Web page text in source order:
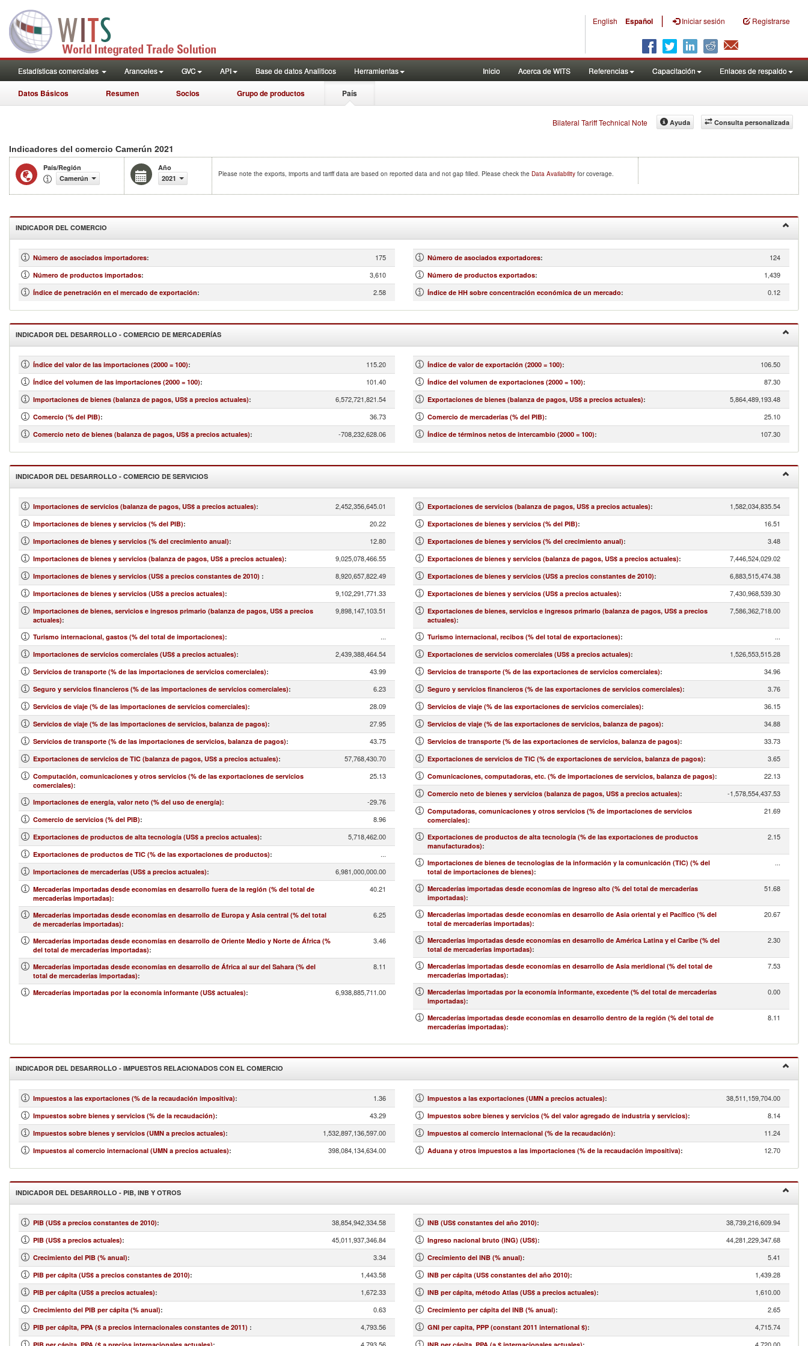
English Español | Iniciar sesión Registrarse
Estadísticas comerciales Aranceles GVC API Base de datos Analiticos Herramientas Inicio Acerca de WITS Referencias Capacitación Enlaces de respaldo
Datos Básicos Resumen Socios Grupo de productos País
Bilateral Tariff Technical Note Consulta personalizada
Ayuda
Indicadores del comercio Camerún 2021
País/Región
Camerún
Año
2021
Please note the exports, imports and tariff data are based on reported data and not gap filled. Please check the Data Availability for coverage.
INDICADOR DEL COMERCIO
Número de asociados importadores: 175
Número de productos importados: 3,610
Índice de penetración en el mercado de exportación: 2.58
Número de asociados exportadores: 124
Número de productos exportados: 1,439
Índice de HH sobre concentración económica de un mercado: 0.12
INDICADOR DEL DESARROLLO - COMERCIO DE MERCADERÍAS
Índice del valor de las importaciones (2000 = 100): 115.20
Índice del volumen de las importaciones (2000 = 100): 101.40
Importaciones de bienes (balanza de pagos, US$ a precios actuales): 6,572,721,821.54
Comercio (% del PIB): 36.73
Comercio neto de bienes (balanza de pagos, US$ a precios actuales): -708,232,628.06
Índice de valor de exportación (2000 = 100): 106.50
Índice del volumen de exportaciones (2000 = 100): 87.30
Exportaciones de bienes (balanza de pagos, US$ a precios actuales): 5,864,489,193.48
Comercio de mercaderías (% del PIB): 25.10
Índice de términos netos de intercambio (2000 = 100): 107.30
INDICADOR DEL DESARROLLO - COMERCIO DE SERVICIOS
Importaciones de servicios (balanza de pagos, US$ a precios actuales): 2,452,356,645.01
Importaciones de bienes y servicios (% del PIB): 20.22
Importaciones de bienes y servicios (% del crecimiento anual): 12.80
Importaciones de bienes y servicios (balanza de pagos, US$ a precios actuales): 9,025,078,466.55
Importaciones de bienes y servicios (US$ a precios constantes de 2010) : 8,920,657,822.49
Importaciones de bienes y servicios (US$ a precios actuales): 9,102,291,771.33
Importaciones de bienes, servicios e ingresos primario (balanza de pagos, US$ a precios
actuales):
9,898,147,103.51
Turismo internacional, gastos (% del total de importaciones): ...
Importaciones de servicios comerciales (US$ a precios actuales): 2,439,388,464.54
Servicios de transporte (% de las importaciones de servicios comerciales): 43.99
Seguro y servicios financieros (% de las importaciones de servicios comerciales): 6.23
Servicios de viaje (% de las importaciones de servicios comerciales): 28.09
Servicios de viaje (% de las importaciones de servicios, balanza de pagos): 27.95
Servicios de transporte (% de las importaciones de servicios, balanza de pagos): 43.75
Exportaciones de servicios de TIC (balanza de pagos, US$ a precios actuales): 57,768,430.70
Computación, comunicaciones y otros servicios (% de las exportaciones de servicios
comerciales):
25.13
Importaciones de energía, valor neto (% del uso de energía): -29.76
Comercio de servicios (% del PIB): 8.96
Exportaciones de productos de alta tecnología (US$ a precios actuales): 5,718,462.00
Exportaciones de productos de TIC (% de las exportaciones de productos): ...
Importaciones de mercaderías (US$ a precios actuales): 6,981,000,000.00
Mercaderías importadas desde economías en desarrollo fuera de la región (% del total de
mercaderías importadas):
40.21
Mercaderías importadas desde economías en desarrollo de Europa y Asia central (% del total
de mercaderías importadas):
6.25
Mercaderías importadas desde economías en desarrollo de Oriente Medio y Norte de África (%
del total de mercaderías importadas):
3.46
Mercaderías importadas desde economías en desarrollo de África al sur del Sahara (% del
total de mercaderías importadas):
8.11
Mercaderías importadas por la economía informante (US$ actuales): 6,938,885,711.00
Exportaciones de servicios (balanza de pagos, US$ a precios actuales): 1,582,034,835.54
Exportaciones de bienes y servicios (% del PIB): 16.51
Exportaciones de bienes y servicios (% del crecimiento anual): 3.48
Exportaciones de bienes y servicios (balanza de pagos, US$ a precios actuales): 7,446,524,029.02
Exportaciones de bienes y servicios (US$ a precios constantes de 2010): 6,883,515,474.38
Exportaciones de bienes y servicios (US$ a precios actuales): 7,430,968,539.30
Exportaciones de bienes, servicios e ingresos primario (balanza de pagos, US$ a precios
actuales):
7,586,362,718.00
Turismo internacional, recibos (% del total de exportaciones): ...
Exportaciones de servicios comerciales (US$ a precios actuales): 1,526,553,515.28
Servicios de transporte (% de las exportaciones de servicios comerciales): 34.96
Seguro y servicios financieros (% de las exportaciones de servicios comerciales): 3.76
Servicios de viaje (% de las exportaciones de servicios comerciales): 36.15
Servicios de viaje (% de las exportaciones de servicios, balanza de pagos): 34.88
Servicios de transporte (% de las exportaciones de servicios, balanza de pagos): 33.73
Exportaciones de servicios de TIC (% de exportaciones de servicios, balanza de pagos): 3.65
Comunicaciones, computadoras, etc. (% de importaciones de servicios, balanza de pagos): 22.13
Comercio neto de bienes y servicios (balanza de pagos, US$ a precios actuales): -1,578,554,437.53
Computadoras, comunicaciones y otros servicios (% de importaciones de servicios
comerciales):
21.69
Exportaciones de productos de alta tecnología (% de las exportaciones de productos
manufacturados):
2.15
Importaciones de bienes de tecnologías de la información y la comunicación (TIC) (% del
total de importaciones de bienes):
...
Mercaderías importadas desde economías de ingreso alto (% del total de mercaderías
importadas):
51.68
Mercaderías importadas desde economías en desarrollo de Asia oriental y el Pacífico (% del
total de mercaderías importadas):
20.67
Mercaderías importadas desde economías en desarrollo de América Latina y el Caribe (% del
total de mercaderías importadas):
2.30
Mercaderías importadas desde economías en desarrollo de Asia meridional (% del total de
mercaderías importadas):
7.53
Mercaderías importadas por la economía informante, excedente (% del total de mercaderías
importadas):
0.00
Mercaderías importadas desde economías en desarrollo dentro de la región (% del total de
mercaderías importadas):
8.11
INDICADOR DEL DESARROLLO - IMPUESTOS RELACIONADOS CON EL COMERCIO
Impuestos a las exportaciones (% de la recaudación impositiva): 1.36
Impuestos sobre bienes y servicios (% de la recaudación): 43.29
Impuestos sobre bienes y servicios (UMN a precios actuales): 1,532,897,136,597.00
Impuestos al comercio internacional (UMN a precios actuales): 398,084,134,634.00
Impuestos a las exportaciones (UMN a precios actuales): 38,511,159,704.00
Impuestos sobre bienes y servicios (% del valor agregado de industria y servicios): 8.14
Impuestos al comercio internacional (% de la recaudación): 11.24
Aduana y otros impuestos a las importaciones (% de la recaudación impositiva): 12.70
INDICADOR DEL DESARROLLO - PIB, INB Y OTROS
PIB (US$ a precios constantes de 2010): 38,854,942,334.58
PIB (US$ a precios actuales): 45,011,937,346.84
Crecimiento del PIB (% anual): 3.34
PIB per cápita (US$ a precios constantes de 2010): 1,443.58
PIB per cápita (US$ a precios actuales): 1,672.33
Crecimiento del PIB per cápita (% anual): 0.63
PIB per cápita, PPA ($ a precios internacionales constantes de 2011) : 4,793.56
INB (US$ constantes del año 2010): 38,739,216,609.94
Ingreso nacional bruto (ING) (US$): 44,281,229,347.68
Crecimiento del INB (% anual): 5.41
INB per cápita (US$ constantes del año 2010): 1,439.28
INB per cápita, método Atlas (US$ a precios actuales): 1,610.00
Crecimiento per cápita del INB (% anual): 2.65
GNI per capita, PPP (constant 2011 international $): 4,715.74